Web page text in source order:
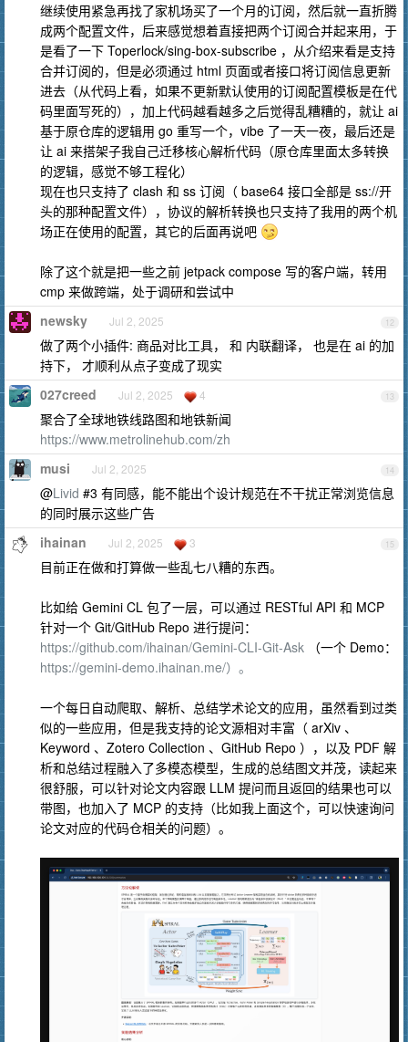
继续使用紧急再找了家机场买了一个月的订阅，然后就一直折腾
成两个配置文件，后来感觉想着直接把两个订阅合并起来用，于
是看了一下 Toperlock/sing-box-subscribe ，从介绍来看是支持
合并订阅的，但是必须通过 html 页面或者接口将订阅信息更新
进去（从代码上看，如果不更新默认使用的订阅配置模板是在代
码里面写死的），加上代码越看越多之后觉得乱糟糟的，就让 ai
基于原仓库的逻辑用 go 重写一个，vibe 了一天一夜，最后还是
让 ai 来搭架子我自己迁移核心解析代码（原仓库里面太多转换
的逻辑，感觉不够工程化）
现在也只支持了 clash 和 ss 订阅（ base64 接口全部是 ss://开
头的那种配置文件），协议的解析转换也只支持了我用的两个机
场正在使用的配置，其它的后面再说吧
除了这个就是把一些之前 jetpack compose 写的客户端，转用
cmp 来做跨端，处于调研和尝试中
12
newsky Jul 2, 2025
做了两个小插件: 商品对比工具， 和 内联翻译， 也是在 ai 的加
持下， 才顺利从点子变成了现实
13
027creed Jul 2, 2025 4
聚合了全球地铁线路图和地铁新闻
https://www.metrolinehub.com/zh
14
musi Jul 2, 2025
@Livid #3 有同感，能不能出个设计规范在不干扰正常浏览信息
的同时展示这些广告
15
ihainan Jul 2, 2025 3
目前正在做和打算做一些乱七八糟的东西。
比如给 Gemini CL 包了一层，可以通过 RESTful API 和 MCP
针对一个 Git/GitHub Repo 进行提问：
https://github.com/ihainan/Gemini-CLI-Git-Ask （一个 Demo：
https://gemini-demo.ihainan.me/）。
一个每日自动爬取、解析、总结学术论文的应用，虽然看到过类
似的一些应用，但是我支持的论文源相对丰富（ arXiv 、
Keyword 、Zotero Collection 、GitHub Repo ），以及 PDF 解
析和总结过程融入了多模态模型，生成的总结图文并茂，读起来
很舒服，可以针对论文内容跟 LLM 提问而且返回的结果也可以
带图，也加入了 MCP 的支持（比如我上面这个，可以快速询问
论文对应的代码仓相关的问题）。